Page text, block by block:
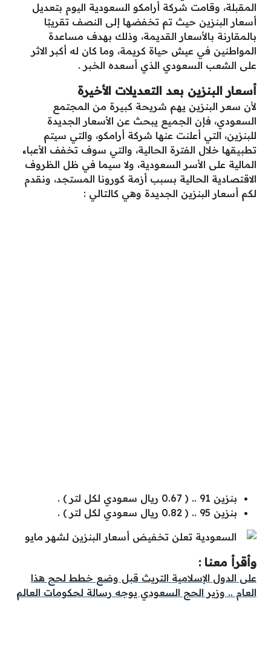
المقبلة، وقامت شركة أرامكو السعودية اليوم بتعديل
أسعار البنزين حيث تم تخفضها إلى النصف تقريبًا
بالمقارنة بالأسعار القديمة، وذلك بهدف مساعدة
المواطنين في عيش حياة كريمة، وما كان له أكبر الاثر
على الشعب السعودي الذي أسعده الخبر .
أسعار البنزين بعد التعديلات الأخيرة
لأن سعر البنزين يهم شريحة كبيرة من المجتمع
السعودي، فإن الجميع يبحث عن الأسعار الجديدة
للبنزين، التي أعلنت عنها شركة أرامكو، والتي سيتم
تطبيقها خلال الفترة الحالية، والتي سوف تخفف الأعباء
المالية على الأسر السعودية، ولا سيما في ظل الظروف
الاقتصادية الحالية بسبب أزمة كورونا المستجد، ونقدم
لكم أسعار البنزين الجديدة وهي كالتالي :
بنزين 91 .. ( 0.67 ريال سعودي لكل لتر ) .
بنزين 95 .. ( 0.82 ريال سعودي لكل لتر ) .
وأقرأ معنا :
على الدول الإسلامية التريث قبل وضع خطط لحج هذا
العام .. وزير الحج السعودي يوجه رسالة لحكومات العالم